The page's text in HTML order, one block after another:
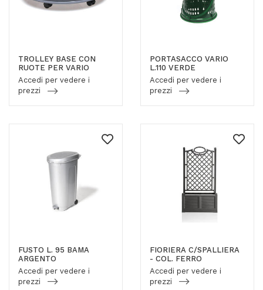
TROLLEY BASE CON
RUOTE PER VARIO
Accedi per vedere i
prezzi
PORTASACCO VARIO
L.110 VERDE
Accedi per vedere i
prezzi
FUSTO L. 95 BAMA
ARGENTO
Accedi per vedere i
prezzi
FIORIERA C/SPALLIERA
- COL. FERRO
Accedi per vedere i
prezzi